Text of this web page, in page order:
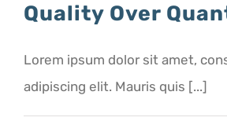
Quality Over
Lorem ipsum dolor sit amet,
adipiscing elit. Mauris quis [...]